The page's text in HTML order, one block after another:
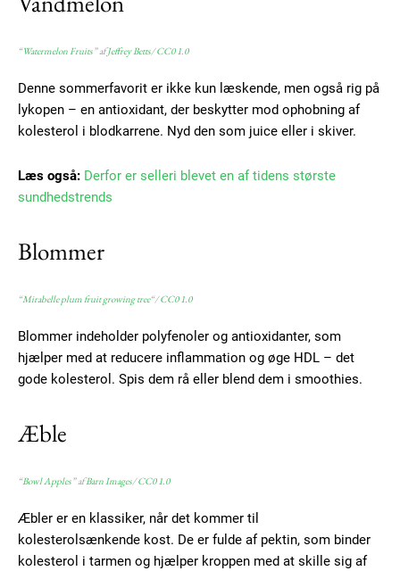
“Watermelon Fruits ” afJeffrey Betts/CC0 1.0
Denne sommerfavorit er ikke kun læskende, men også rig på
lykopen – en antioxidant, der beskytter mod ophobning af
kolesterol i blodkarrene. Nyd den som juice eller i skiver.
Læs også: Derfor er selleri blevet en af tidens største
sundhedstrends
Blommer
“Mirabelle plum fruit growing tree“/CC0 1.0
Blommer indeholder polyfenoler og antioxidanter, som
hjælper med at reducere inflammation og øge HDL – det
gode kolesterol. Spis dem rå eller blend dem i smoothies.
Æble
“Bowl Apples ” afBarn Images/CC0 1.0
Æbler er en klassiker, når det kommer til
kolesterolsænkende kost. De er fulde af pektin, som binder
kolesterol i tarmen og hjælper kroppen med at skille sig af